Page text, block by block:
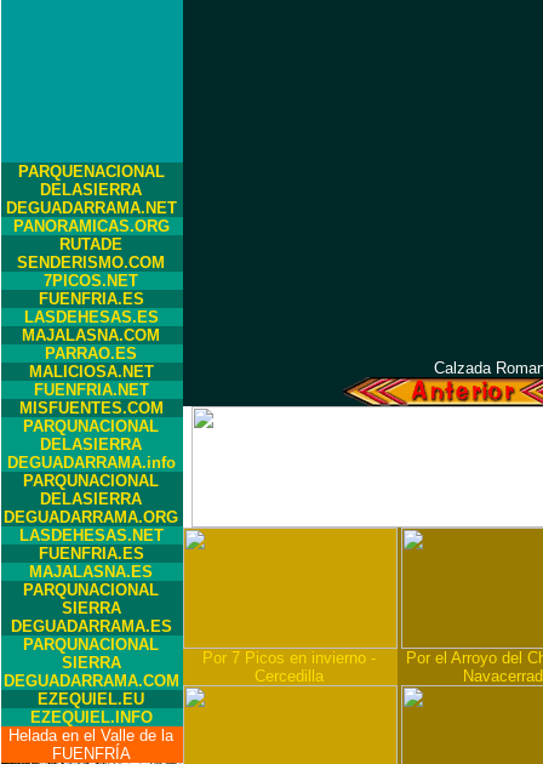
PARQUENACIONAL
DELASIERRA
DEGUADARRAMA.NET
PANORAMICAS.ORG
RUTADE
SENDERISMO.COM
7PICOS.NET
FUENFRIA.ES
LASDEHESAS.ES
MAJALASNA.COM
PARRAO.ES
MALICIOSA.NET
FUENFRIA.NET
MISFUENTES.COM
PARQUNACIONAL
DELASIERRA
DEGUADARRAMA.info
PARQUNACIONAL
DELASIERRA
DEGUADARRAMA.ORG
LASDEHESAS.NET
FUENFRIA.ES
MAJALASNA.ES
PARQUNACIONAL
SIERRA
DEGUADARRAMA.ES
PARQUNACIONAL
SIERRA
DEGUADARRAMA.COM
EZEQUIEL.EU
EZEQUIEL.INFO
Helada en el Valle de la
FUENFRÍA
Calzada
Por 7 Picos en invierno -
Cercedilla
Por el Arroyo del